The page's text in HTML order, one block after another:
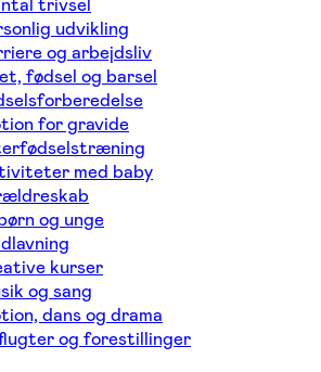
udvikling
og arbejdsliv
fødsel og barsel
for gravide
med baby
og unge
kurser
og sang
dans og drama
og forestillinger